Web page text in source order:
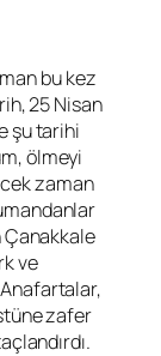
bu kez
25 Nisan
şu tarihi
ölmeyi
zaman
Çanakkale
ve
zafer